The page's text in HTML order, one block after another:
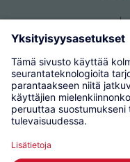
© 2026 KWC